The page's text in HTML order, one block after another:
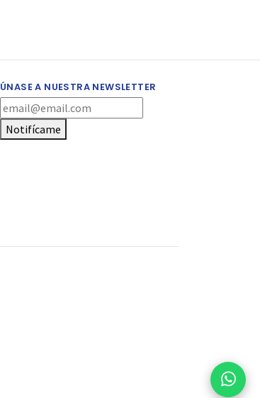
ÚNASE A NUESTRA NEWSLETTER
Notifícame